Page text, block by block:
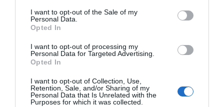
I want to opt-out of the Sale of my
Personal Data.
Opted In
I want to opt-out of processing my
Personal Data for Targeted Advertising.
Opted In
I want to opt-out of Collection, Use,
Retention, Sale, and/or Sharing of my
Personal Data that Is Unrelated with the
Purposes for which it was collected.
El resto de actos, entre ellos el mercado, las
degustaciones, las actividades infantiles, la paella